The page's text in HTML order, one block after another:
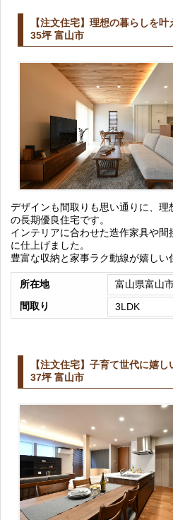
【注文住宅】理想の暮らしを
35坪 富山市
デザインも間取りも思い通りに、
の長期優良住宅です。
インテリアに合わせた造作家具や
に仕上げました。
豊富な収納と家事ラク動線が嬉しい
所在地
富山県富山
間取り
3LDK
【注文住宅】子育て世代に嬉
37坪 富山市